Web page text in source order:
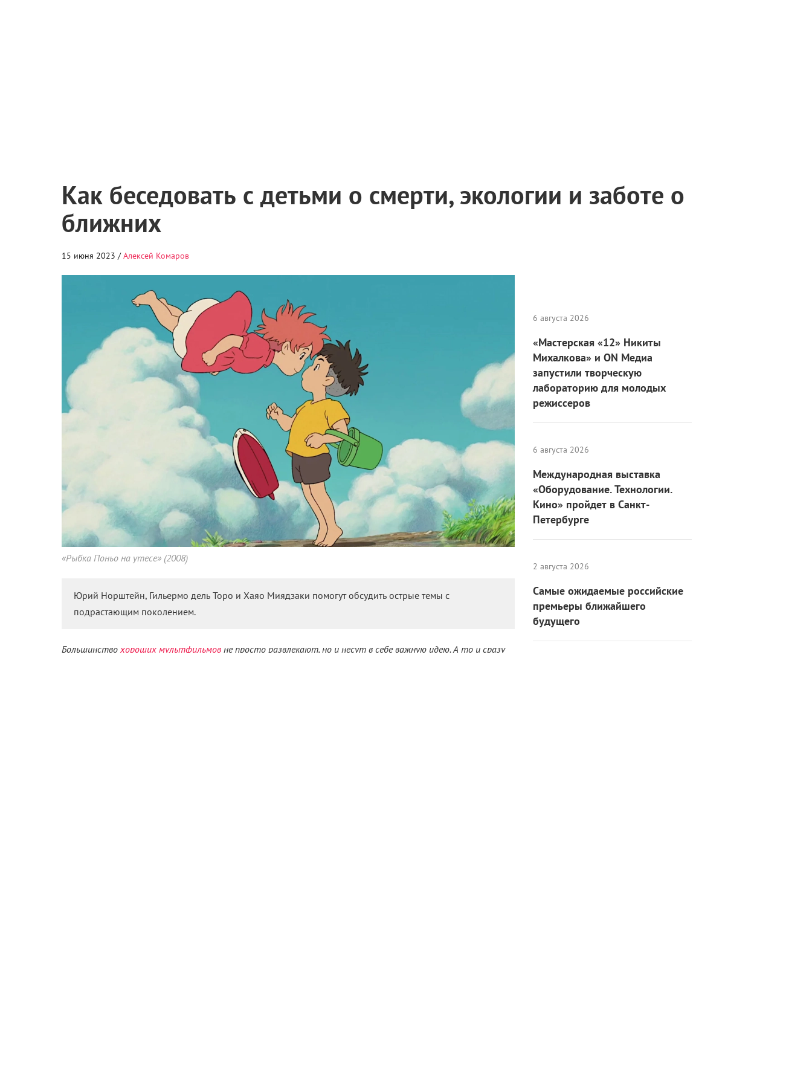
Как беседовать с детьми о смерти, экологии и заботе о
ближних
15 июня 2023 /Алексей Комаров
«Рыбка Поньо на утесе» (2008)
Юрий Норштейн, Гильермо дель Торо и Хаяо Миядзаки помогут обсудить острые темы с
подрастающим поколением.
Большинство хороших мультфильмов не просто развлекают, но и несут в себе важную идею. А то и сразу
6 августа 2026
«Мастерская «12» Никиты
Михалкова» и ON Медиа
запустили творческую
лабораторию для молодых
режиссеров
6 августа 2026
Международная выставка
«Оборудование. Технологии.
Кино» пройдет в Санкт-
Петербурге
2 августа 2026
Самые ожидаемые российские
премьеры ближайшего
будущего